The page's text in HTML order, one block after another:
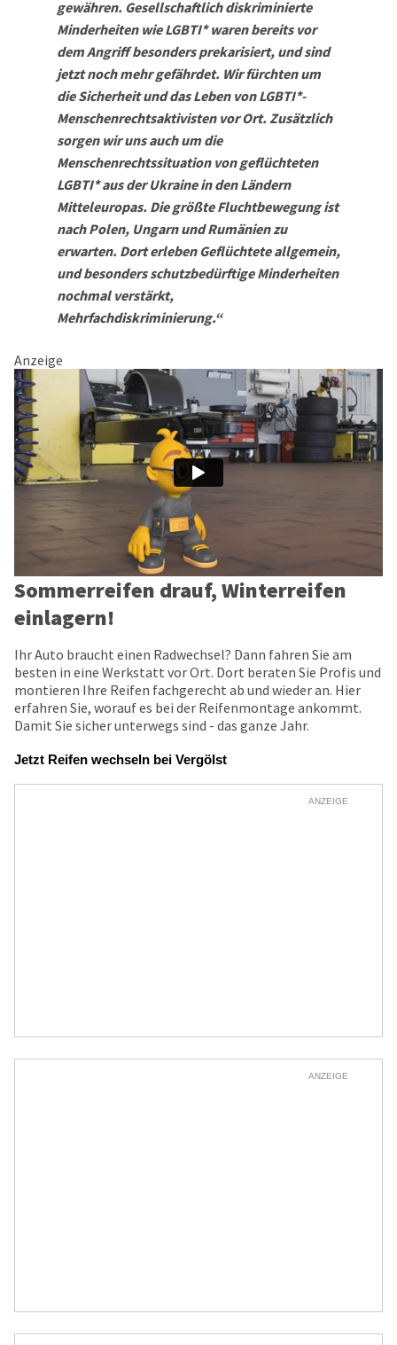
gewähren. Gesellschaftlich diskriminierte
Minderheiten wie LGBTI* waren bereits vor
dem Angriff besonders prekarisiert, und sind
jetzt noch mehr gefährdet. Wir fürchten um
die Sicherheit und das Leben von LGBTI*-
Menschenrechtsaktivisten vor Ort. Zusätzlich
sorgen wir uns auch um die
Menschenrechtssituation von geflüchteten
LGBTI* aus der Ukraine in den Ländern
Mitteleuropas. Die größte Fluchtbewegung ist
nach Polen, Ungarn und Rumänien zu
erwarten. Dort erleben Geflüchtete allgemein,
und besonders schutzbedürftige Minderheiten
nochmal verstärkt,
Mehrfachdiskriminierung.“
Anzeige
Sommerreifen drauf, Winterreifen
einlagern!
Ihr Auto braucht einen Radwechsel? Dann fahren Sie am
besten in eine Werkstatt vor Ort. Dort beraten Sie Profis und
montieren Ihre Reifen fachgerecht ab und wieder an. Hier
erfahren Sie, worauf es bei der Reifenmontage ankommt.
Damit Sie sicher unterwegs sind - das ganze Jahr.
Jetzt Reifen wechseln bei Vergölst
ANZEIGE
ANZEIGE